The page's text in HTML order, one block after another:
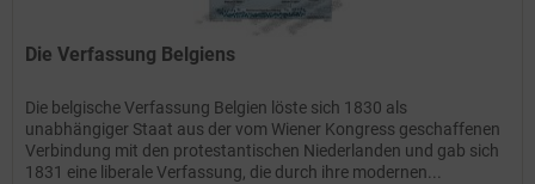
Die Verfassung Belgiens
Die belgische Verfassung Belgien löste sich 1830 als
unabhängiger Staat aus der vom Wiener Kongress geschaffenen
Verbindung mit den protestantischen Niederlanden und gab sich
1831 eine liberale Verfassung, die durch ihre modernen...